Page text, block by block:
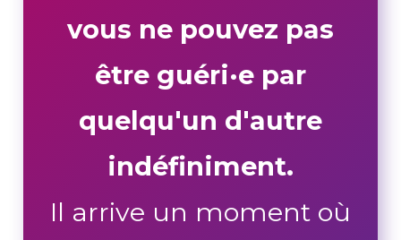
vous ne pouvez pas
être guéri·e par
quelqu'un d'autre
indéfiniment.
Il arrive un moment où